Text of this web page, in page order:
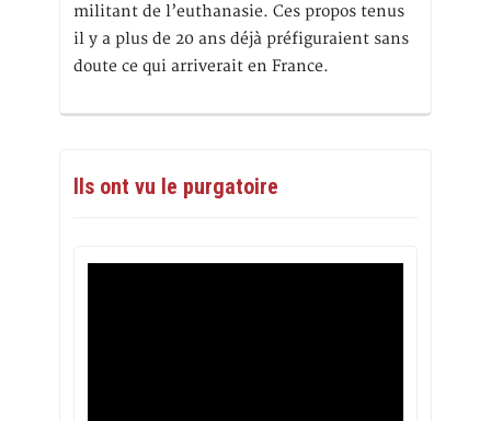
militant de l’euthanasie. Ces propos tenus
il y a plus de 20 ans déjà préfiguraient sans
doute ce qui arriverait en France.
Ils ont vu le purgatoire